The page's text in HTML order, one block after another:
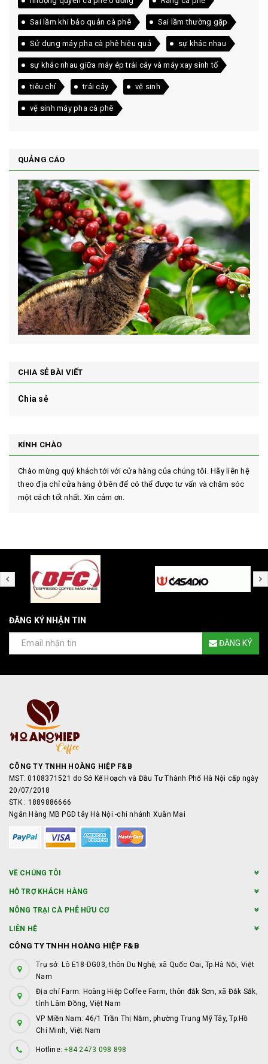
Sai lầm khi bảo quản cà phê Sai lầm thường gặp
Sử dụng máy pha cà phê hiệu quả sự khác nhau
sự khác nhau giữa máy ép trái cây và máy xay sinh tố
tiêu chí trái cây vệ sinh
vệ sinh máy pha cà phê
QUẢNG CÁO
CHIA SẺ BÀI VIẾT
Chia sẻ
KÍNH CHÀO
Chào mừng quý khách tới với cửa hàng của chúng tôi. Hãy liên hệ
theo địa chỉ cửa hàng ở bên để có thể được tư vấn và chăm sóc
một cách tốt nhất. Xin cảm ơn.
ĐĂNG KÝ NHẬN TIN
ĐĂNG KÝ
CÔNG TY TNHH HOÀNG HIỆP F&B
MST: 0108371521 do Sở Kế Hoạch và Đầu Tư Thành Phố Hà Nội cấp ngày
20/07/2018
STK : 1889886666
Ngân Hàng MB PGD tây Hà Nội -chi nhánh Xuân Mai
VỀ CHÚNG TÔI
HỖ TRỢ KHÁCH HÀNG
NÔNG TRẠI CÀ PHÊ HỮU CƠ
LIÊN HỆ
CÔNG TY TNHH HOÀNG HIỆP F&B
Trụ sở: Lô E18-DG03, thôn Du Nghệ, xã Quốc Oai, Tp.Hà Nội, Việt
Nam
Địa chỉ Farm: Hoàng Hiệp Coffee Farm, thôn đắk Sơn, xã Đắk Sắk,
tỉnh Lâm Đồng, Việt Nam
VP Miền Nam: 46/1 Trần Thị Năm, phường Trung Mỹ Tây, Tp.Hồ
Chí Minh, Việt Nam
Hotline:+84 2473 098 898